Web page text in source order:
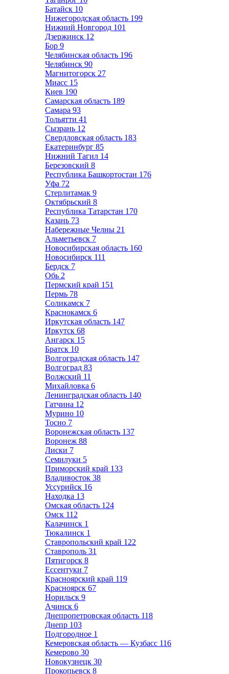
Батайск 10
Нижегородская область 199
Нижний Новгород 101
Дзержинск 12
Бор 9
Челябинская область 196
Челябинск 90
Магнитогорск 27
Миасс 15
Киев 190
Самарская область 189
Самара 93
Тольятти 41
Сызрань 12
Свердловская область 183
Екатеринбург 85
Нижний Тагил 14
Березовский 8
Республика Башкортостан 176
Уфа 72
Стерлитамак 9
Октябрьский 8
Республика Татарстан 170
Казань 73
Набережные Челны 21
Альметьевск 7
Новосибирская область 160
Новосибирск 111
Бердск 7
Обь 2
Пермский край 151
Пермь 78
Соликамск 7
Краснокамск 6
Иркутская область 147
Иркутск 68
Ангарск 15
Братск 10
Волгоградская область 147
Волгоград 83
Волжский 11
Михайловка 6
Ленинградская область 140
Гатчина 12
Мурино 10
Тосно 7
Воронежская область 137
Воронеж 88
Лиски 7
Семилуки 5
Приморский край 133
Владивосток 38
Уссурийск 16
Находка 13
Омская область 124
Омск 112
Калачинск 1
Тюкалинск 1
Ставропольский край 122
Ставрополь 31
Пятигорск 8
Ессентуки 7
Красноярский край 119
Красноярск 67
Норильск 9
Ачинск 6
Днепропетровская область 118
Днепр 103
Подгородное 1
Кемеровская область — Кузбасс 116
Кемерово 30
Новокузнецк 30
Прокопьевск 8